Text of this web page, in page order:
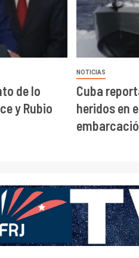
de lo
y Rubio
NOTICIAS
Cuba
heridos en